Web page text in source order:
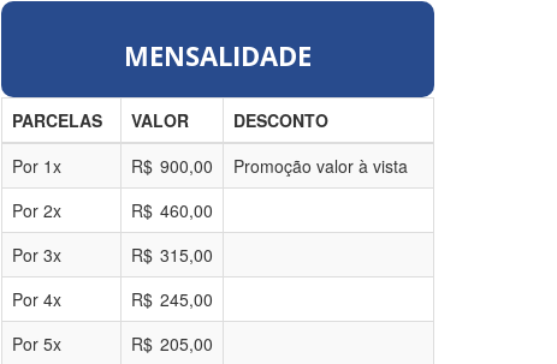
MENSALIDADE
PARCELAS VALOR
DESCONTO
Por 1x R$ 900,00
Promoção valor à vista
Por 2x R$ 460,00
Por 3x R$ 315,00
Por 4x R$ 245,00
Por 5x R$ 205,00